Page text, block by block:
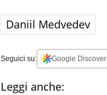
Daniil Medvedev
Seguici su: Google Discover
Leggi anche: